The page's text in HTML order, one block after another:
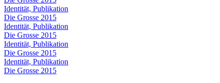
Identität, Publikation
Die Grosse 2015
Identität, Publikation
Die Grosse 2015
Identität, Publikation
Die Grosse 2015
Identität, Publikation
Die Grosse 2015